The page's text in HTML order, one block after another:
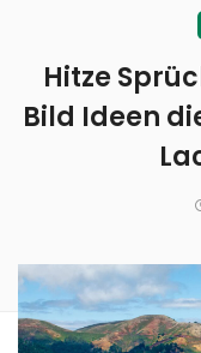
Hitze
Bild Ideen